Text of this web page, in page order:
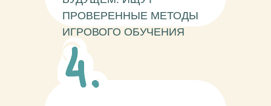
ПРОВЕРЕННЫЕ МЕТОДЫ
ИГРОВОГО ОБУЧЕНИЯ